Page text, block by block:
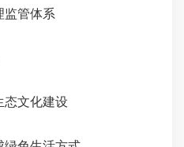
监管体系
态文化建设